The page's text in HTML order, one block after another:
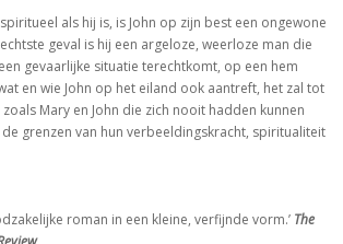
als hij is, is John op zijn best een ongewone
geval is hij een argeloze, weerloze man die
gevaarlijke situatie terechtkomt, op een hem
en wie John op het eiland ook aantreft, het zal tot
Mary en John die zich nooit hadden kunnen
grenzen van hun verbeeldingskracht, spiritualiteit
roman in een kleine, verfijnde vorm.’ The